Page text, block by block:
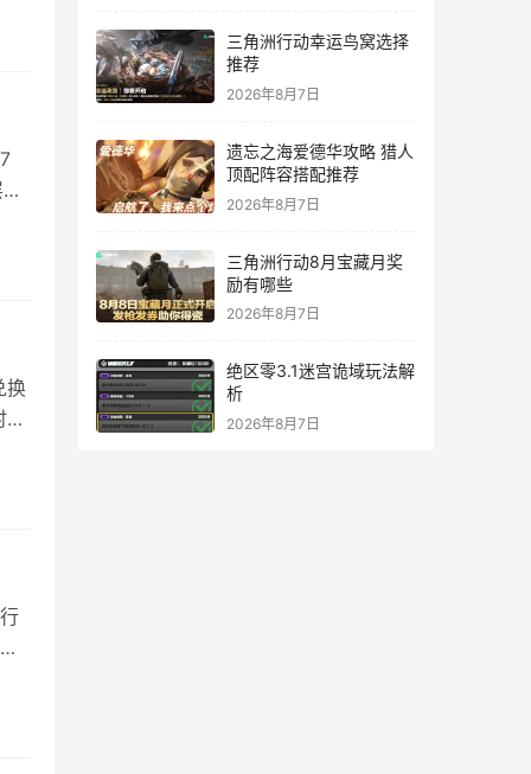
换
三角洲行动幸运鸟窝选择
推荐
2026年8月7日
遗忘之海爱德华攻略 猎人
顶配阵容搭配推荐
2026年8月7日
三角洲行动8月宝藏月奖
励有哪些
2026年8月7日
绝区零3.1迷宫诡域玩法解
析
2026年8月7日